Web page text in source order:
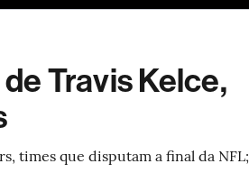
Travis Kelce,
times que disputam a final da NFL;